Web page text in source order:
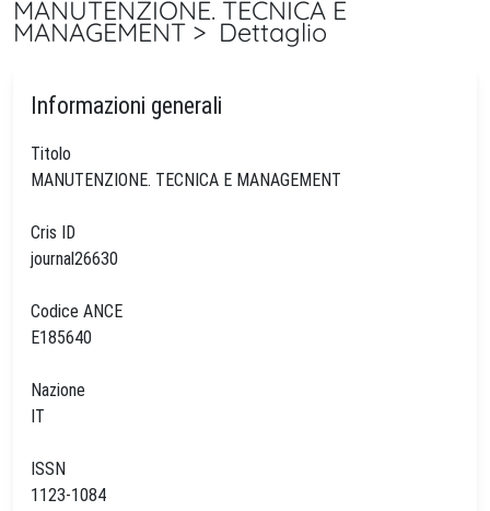
MANUTENZIONE. TECNICA E
MANAGEMENT > Dettaglio
Informazioni generali
Titolo
Cris ID
Codice ANCE
Nazione
ISSN